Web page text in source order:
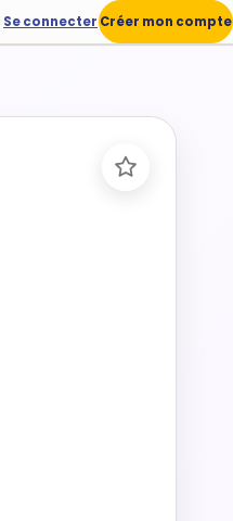
Se connecter Créer mon compte